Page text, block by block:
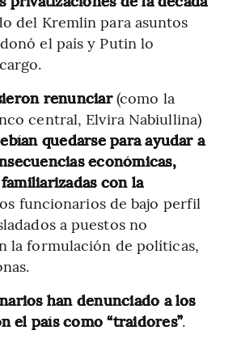
del Kremlin para asuntos
el país y Putin lo
renunciar(como la
central, Elvira Nabiullina)
quedarse para ayudar a
económicas,
con la
funcionarios de bajo perfil
a puestos no
la formulación de políticas,
han denunciado a los
el país como “traidores”.